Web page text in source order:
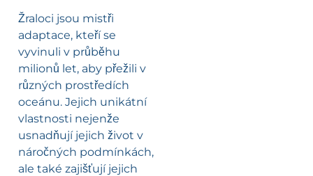
Žraloci jsou mistři
adaptace, kteří se
vyvinuli v průběhu
milionů let, aby přežili v
různých prostředích
oceánu. Jejich unikátní
vlastnosti nejenže
usnadňují jejich život v
náročných podmínkách,
ale také zajišťují jejich